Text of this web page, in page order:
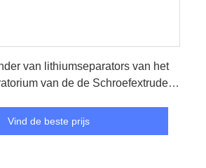
van lithiumseparators van het
van de de Schroefextruder
Vind de beste prijs